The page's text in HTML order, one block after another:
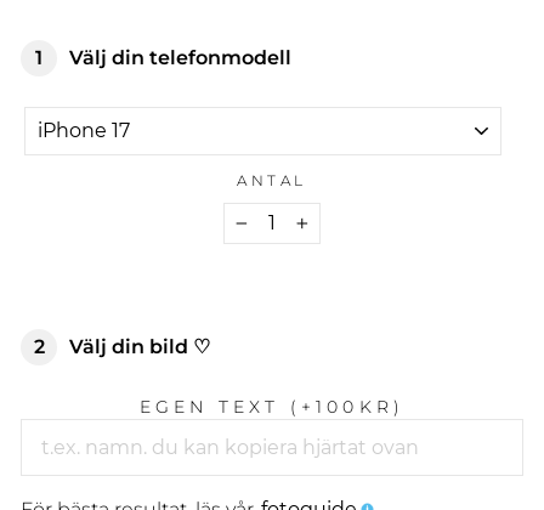
1 Välj din telefonmodell
ANTAL
− +
2 Välj din bild ♡
EGEN TEXT (+100KR)